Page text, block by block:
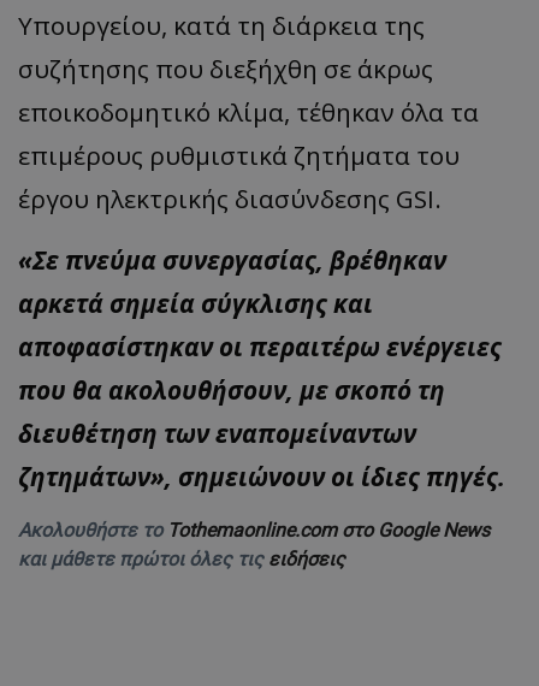
Υπουργείου, κατά τη διάρκεια της
συζήτησης που διεξήχθη σε άκρως
εποικοδομητικό κλίμα, τέθηκαν όλα τα
επιμέρους ρυθμιστικά ζητήματα του
έργου ηλεκτρικής διασύνδεσης GSI.
«Σε πνεύμα συνεργασίας, βρέθηκαν
αρκετά σημεία σύγκλισης και
αποφασίστηκαν οι περαιτέρω ενέργειες
που θα ακολουθήσουν, με σκοπό τη
διευθέτηση των εναπομείναντων
ζητημάτων», σημειώνουν οι ίδιες πηγές.
Ακολουθήστε το Tothemaonline.com στο Google News
και μάθετε πρώτοι όλες τις ειδήσεις